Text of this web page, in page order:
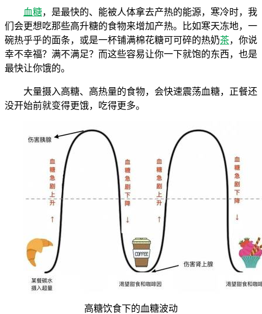
血糖，是最快的、能被人体拿去产热的能源，寒冷时，我
们会更想吃那些高升糖的食物来增加产热。比如寒天冻地，一
碗热乎乎的面条，或是一杯铺满棉花糖可可碎的热奶茶，你说
幸不幸福？满不满足？而这些容易让你一下就饱的东西，也是
最快让你饿的。
大量摄入高糖、高热量的食物，会快速震荡血糖，正餐还
没开始前就变得更饿，吃得更多。
高糖饮食下的血糖波动